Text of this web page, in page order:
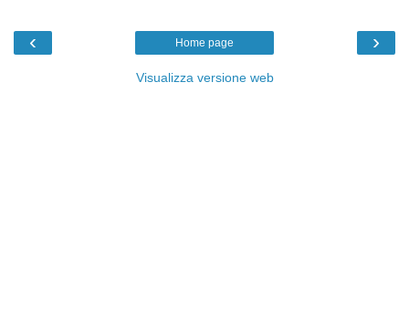
‹ ›
Home page
Visualizza versione web